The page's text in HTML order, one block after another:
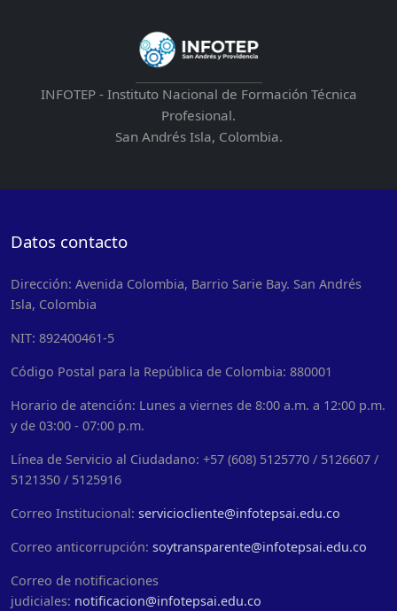
INFOTEP - Instituto Nacional de Formación Técnica
Profesional.
San Andrés Isla, Colombia.
Datos contacto
Dirección: Avenida Colombia, Barrio Sarie Bay. San Andrés
Isla, Colombia
NIT: 892400461-5
Código Postal para la República de Colombia: 880001
Horario de atención: Lunes a viernes de 8:00 a.m. a 12:00 p.m.
y de 03:00 - 07:00 p.m.
Línea de Servicio al Ciudadano: +57 (608) 5125770 / 5126607 /
5121350 / 5125916
Correo Institucional: serviciocliente@infotepsai.edu.co
Correo anticorrupción: soytransparente@infotepsai.edu.co
Correo de notificaciones
judiciales: notificacion@infotepsai.edu.co